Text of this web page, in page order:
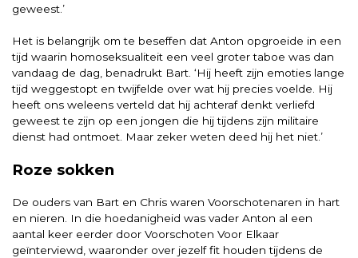
geweest.’
Het is belangrijk om te beseffen dat Anton opgroeide in een
tijd waarin homoseksualiteit een veel groter taboe was dan
vandaag de dag, benadrukt Bart. ‘Hij heeft zijn emoties lange
tijd weggestopt en twijfelde over wat hij precies voelde. Hij
heeft ons weleens verteld dat hij achteraf denkt verliefd
geweest te zijn op een jongen die hij tijdens zijn militaire
dienst had ontmoet. Maar zeker weten deed hij het niet.’
Roze sokken
De ouders van Bart en Chris waren Voorschotenaren in hart
en nieren. In die hoedanigheid was vader Anton al een
aantal keer eerder door Voorschoten Voor Elkaar
geïnterviewd, waaronder over jezelf fit houden tijdens de